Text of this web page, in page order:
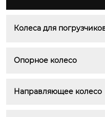
Колеса для
Опорное колесо
Направляющее колесо